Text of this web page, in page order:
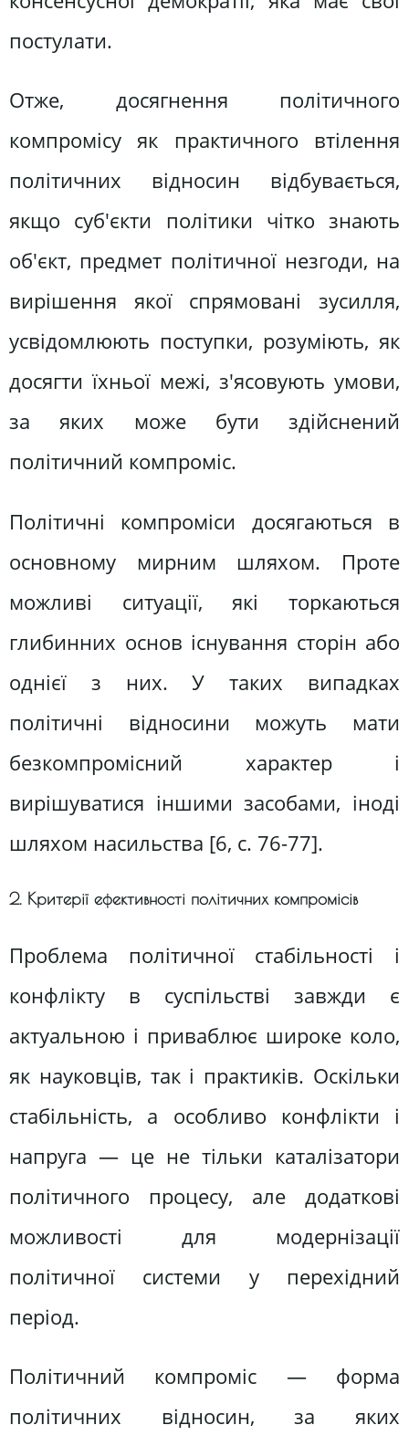
постулати.
Отже, досягнення політичного
компромісу як практичного втілення
політичних відносин відбувається,
якщо суб'єкти політики чітко знають
об'єкт, предмет політичної незгоди, на
вирішення якої спрямовані зусилля,
усвідомлюють поступки, розуміють, як
досягти їхньої межі, з'ясовують умови,
за яких може бути здійснений
політичний компроміс.
Політичні компроміси досягаються в
основному мирним шляхом. Проте
можливі ситуації, які торкаються
глибинних основ існування сторін або
однієї з них. У таких випадках
політичні відносини можуть мати
безкомпромісний характер і
вирішуватися іншими засобами, іноді
шляхом насильства [6, c. 76-77].
2. Критерії ефективності політичних компромісів
Проблема політичної стабільності і
конфлікту в суспільстві завжди є
актуальною і приваблює широке коло,
як науковців, так і практиків. Оскільки
стабільність, а особливо конфлікти і
напруга — це не тільки каталізатори
політичного процесу, але додаткові
можливості для модернізації
політичної системи у перехідний
період.
Політичний компроміс — форма
політичних відносин, за яких